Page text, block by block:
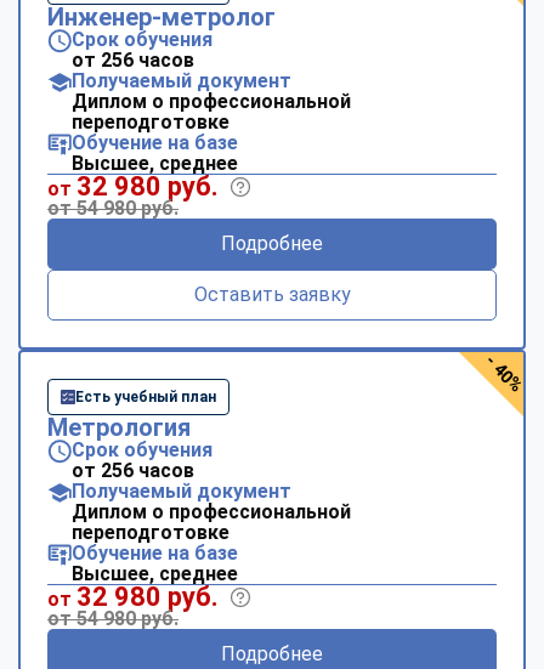
Инженер-метролог
Срок обучения
от 256 часов
Получаемый документ
Диплом о профессиональной
переподготовке
Обучение на базе
Высшее, среднее
от 32 980 руб.
от 54 980 руб.
Подробнее
Оставить заявку
Есть учебный план
Метрология
Срок обучения
от 256 часов
Получаемый документ
Диплом о профессиональной
переподготовке
Обучение на базе
Высшее, среднее
от 32 980 руб.
от 54 980 руб.
Подробнее
- 40%